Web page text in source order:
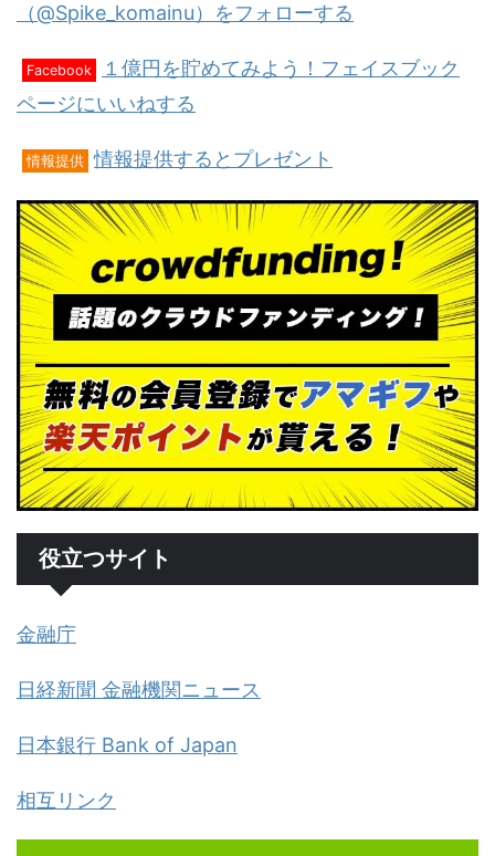
（@Spike_komainu）をフォローする
Facebook
１億円を貯めてみよう！フェイスブック
ページにいいねする
情報提供 情報提供するとプレゼント
役立つサイト
金融庁
日経新聞 金融機関ニュース
日本銀行 Bank of Japan
相互リンク